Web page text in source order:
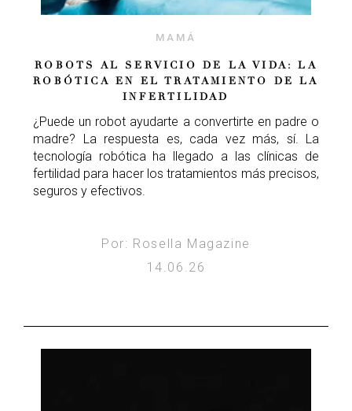
MAMÁ
ROBOTS AL SERVICIO DE LA VIDA: LA
ROBÓTICA EN EL TRATAMIENTO DE LA
INFERTILIDAD
¿Puede un robot ayudarte a convertirte en padre o
madre? La respuesta es, cada vez más, sí. La
tecnología robótica ha llegado a las clínicas de
fertilidad para hacer los tratamientos más precisos,
seguros y efectivos.
Por: Rosella Magazine
14.06.26